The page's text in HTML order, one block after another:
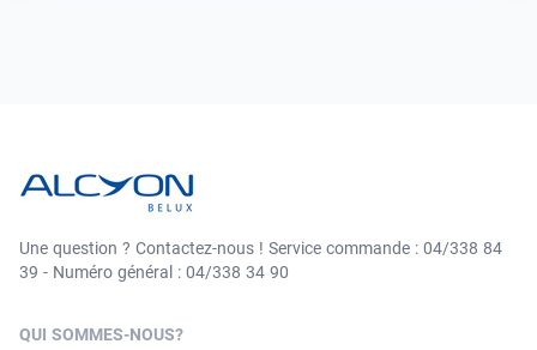
Une question ? Contactez-nous ! Service commande : 04/338 84
39 - Numéro général : 04/338 34 90
QUI SOMMES-NOUS?